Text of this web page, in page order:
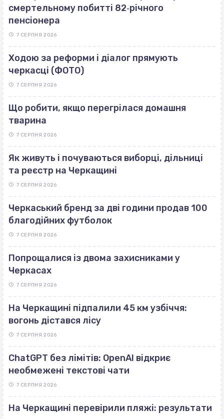
смертельному побитті 82‐річного
пенсіонера
7 СЕРПНЯ 2026
Ходою за реформи і діалог прямують
черкасці (ФОТО)
7 СЕРПНЯ 2026
Що робити, якщо перегрілася домашня
тварина
7 СЕРПНЯ 2026
Як живуть і почуваються виборці, дільниці
та реєстр на Черкащині
7 СЕРПНЯ 2026
Черкаський бренд за дві години продав 100
благодійних футболок
7 СЕРПНЯ 2026
Попрощалися із двома захисниками у
Черкасах
7 СЕРПНЯ 2026
На Черкащині підпалили 45 км узбіччя:
вогонь дістався лісу
7 СЕРПНЯ 2026
ChatGPT без лімітів: OpenAI відкриє
необмежені текстові чати
7 СЕРПНЯ 2026
На Черкащині перевірили пляжі: результати